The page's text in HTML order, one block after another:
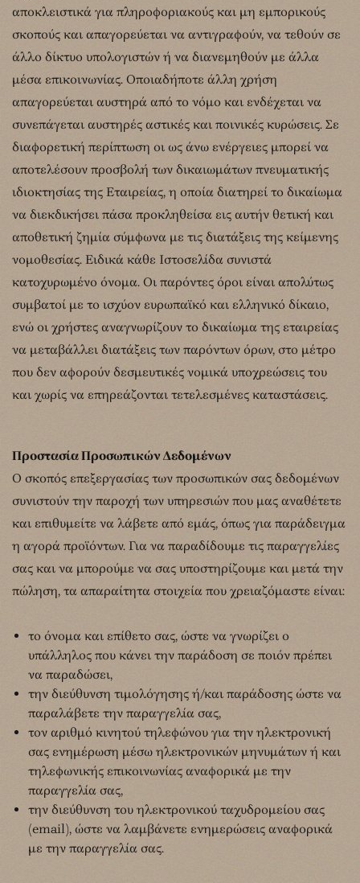
αποκλειστικά για πληροφοριακούς και μη εμπορικούς
σκοπούς και απαγορεύεται να αντιγραφούν, να τεθούν σε
άλλο δίκτυο υπολογιστών ή να διανεμηθούν με άλλα
μέσα επικοινωνίας. Οποιαδήποτε άλλη χρήση
απαγορεύεται αυστηρά από το νόμο και ενδέχεται να
συνεπάγεται αυστηρές αστικές και ποινικές κυρώσεις. Σε
διαφορετική περίπτωση οι ως άνω ενέργειες μπορεί να
αποτελέσουν προσβολή των δικαιωμάτων πνευματικής
ιδιοκτησίας της Εταιρείας, η οποία διατηρεί το δικαίωμα
να διεκδικήσει πάσα προκληθείσα εις αυτήν θετική και
αποθετική ζημία σύμφωνα με τις διατάξεις της κείμενης
νομοθεσίας. Ειδικά κάθε Ιστοσελίδα συνιστά
κατοχυρωμένο όνομα. Οι παρόντες όροι είναι απολύτως
συμβατοί με το ισχύον ευρωπαϊκό και ελληνικό δίκαιο,
ενώ οι χρήστες αναγνωρίζουν το δικαίωμα της εταιρείας
να μεταβάλλει διατάξεις των παρόντων όρων, στο μέτρο
που δεν αφορούν δεσμευτικές νομικά υποχρεώσεις του
και χωρίς να επηρεάζονται τετελεσμένες καταστάσεις.
Προστασία Προσωπικών Δεδομένων
Ο σκοπός επεξεργασίας των προσωπικών σας δεδομένων
συνιστούν την παροχή των υπηρεσιών που μας αναθέτετε
και επιθυμείτε να λάβετε από εμάς, όπως για παράδειγμα
η αγορά προϊόντων. Για να παραδίδουμε τις παραγγελίες
σας και να μπορούμε να σας υποστηρίζουμε και μετά την
πώληση, τα απαραίτητα στοιχεία που χρειαζόμαστε είναι:
το όνομα και επίθετο σας, ώστε να γνωρίζει ο
υπάλληλος που κάνει την παράδοση σε ποιόν πρέπει
να παραδώσει,
την διεύθυνση τιμολόγησης ή/και παράδοσης ώστε να
παραλάβετε την παραγγελία σας,
τον αριθμό κινητού τηλεφώνου για την ηλεκτρονική
σας ενημέρωση μέσω ηλεκτρονικών μηνυμάτων ή και
τηλεφωνικής επικοινωνίας αναφορικά με την
παραγγελία σας,
την διεύθυνση του ηλεκτρονικού ταχυδρομείου σας
(email), ώστε να λαμβάνετε ενημερώσεις αναφορικά
με την παραγγελία σας.